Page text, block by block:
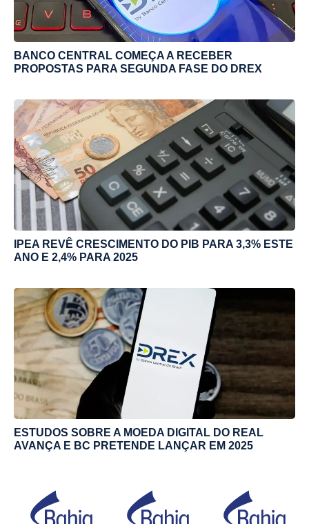
BANCO CENTRAL COMEÇA A RECEBER
PROPOSTAS PARA SEGUNDA FASE DO DREX
IPEA REVÊ CRESCIMENTO DO PIB PARA 3,3% ESTE
ANO E 2,4% PARA 2025
ESTUDOS SOBRE A MOEDA DIGITAL DO REAL
AVANÇA E BC PRETENDE LANÇAR EM 2025